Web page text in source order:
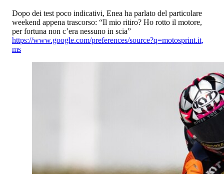
Dopo dei test poco indicativi, Enea ha parlato del particolare
weekend appena trascorso: “Il mio ritiro? Ho rotto il motore,
per fortuna non c’era nessuno in scia”
https://www.google.com/preferences/source?q=motosprint.it,
ms